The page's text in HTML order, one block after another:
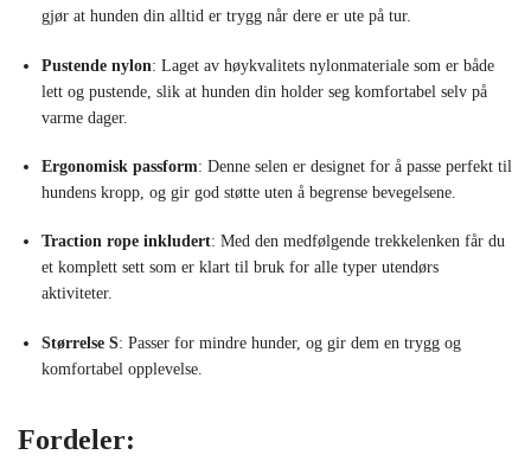
gjør at hunden din alltid er trygg når dere er ute på tur.
Pustende nylon: Laget av høykvalitets nylonmateriale som er både
lett og pustende, slik at hunden din holder seg komfortabel selv på
varme dager.
Ergonomisk passform: Denne selen er designet for å passe perfekt til
hundens kropp, og gir god støtte uten å begrense bevegelsene.
Traction rope inkludert: Med den medfølgende trekkelenken får du
et komplett sett som er klart til bruk for alle typer utendørs
aktiviteter.
Størrelse S: Passer for mindre hunder, og gir dem en trygg og
komfortabel opplevelse.
Fordeler: